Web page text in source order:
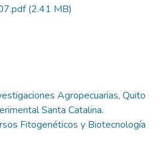
(2.41 MB)
Agropecuarias, Quito
Santa Catalina.
Fitogenéticos y Biotecnología